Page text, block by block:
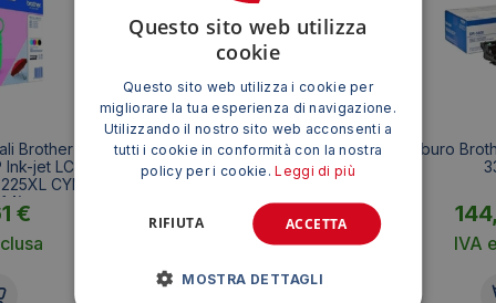
Brother LC-
Ink-jet LC-
CYM 4
€
Toner Brother Originale TN-
130M SERIE 130 Magenta
76,86
IVA esclusa
Tamburo
IVA
Questo sito web utilizza
cookie
Questo sito web utilizza i cookie per
migliorare la tua esperienza di navigazione.
Utilizzando il nostro sito web acconsenti a
tutti i cookie in conformità con la nostra
policy per i cookie.Leggi di più
ACCETTA
RIFIUTA
MOSTRA DETTAGLI